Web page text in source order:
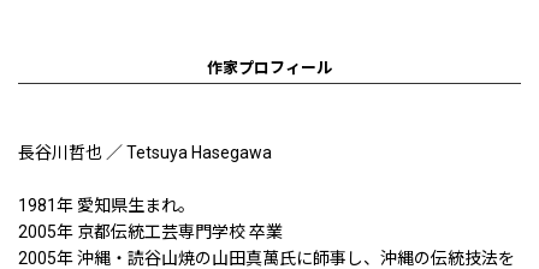
作家プロフィール
長谷川哲也 ／ Tetsuya Hasegawa
1981年 愛知県生まれ。
2005年 京都伝統工芸専門学校 卒業
2005年 沖縄・読谷山焼の山田真萬氏に師事し、沖縄の伝統技法を